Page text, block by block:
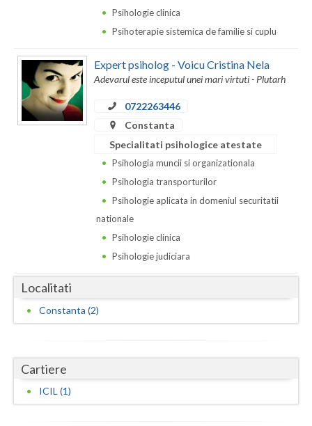
Galati
Giurgiu
Ilfov
Maramures
Mures
Neamt
Psihologie clinica
Psihoterapie sistemica de familie si cuplu
Expert psiholog - Voicu Cristina Nela
Adevarul este inceputul unei mari virtuti - Plutarh
0722263446
Constanta
Specialitati psihologice atestate
Psihologia muncii si organizationala
Psihologia transporturilor
Psihologie aplicata in domeniul securitatii
nationale
Psihologie clinica
Psihologie judiciara
Localitati
Constanta (2)
Cartiere
ICIL (1)